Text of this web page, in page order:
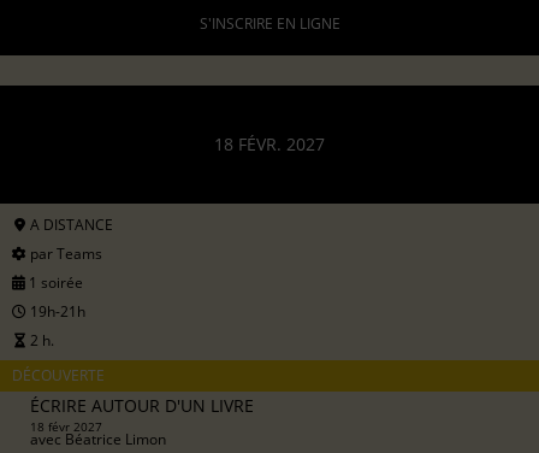
S'INSCRIRE EN LIGNE
18 FÉVR. 2027
A DISTANCE
par Teams
1 soirée
19h-21h
2 h.
DÉCOUVERTE
ÉCRIRE AUTOUR D'UN LIVRE
18 févr 2027
avec Béatrice Limon